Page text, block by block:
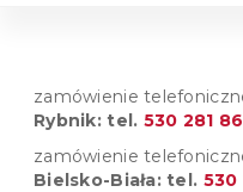
zamówienie
Rybnik: tel. 530 281
zamówienie
Bielsko-Biała: tel. 530